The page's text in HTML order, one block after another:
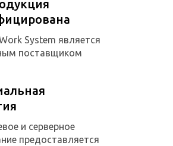
System является
поставщиком
и серверное
предоставляется